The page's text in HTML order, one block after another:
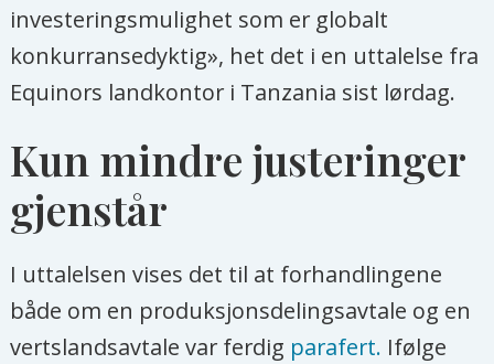
investeringsmulighet som er globalt
konkurransedyktig», het det i en uttalelse fra
Equinors landkontor i Tanzania sist lørdag.
Kun mindre justeringer
gjenstår
I uttalelsen vises det til at forhandlingene
både om en produksjonsdelingsavtale og en
vertslandsavtale var ferdig parafert. Ifølge